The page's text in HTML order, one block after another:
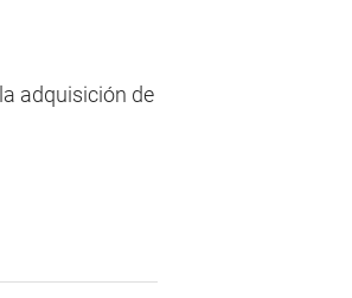
adquisición de